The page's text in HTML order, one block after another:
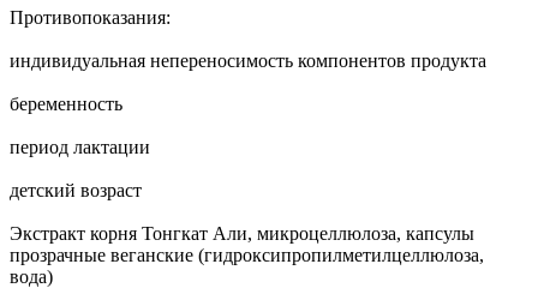
Противопоказания:
индивидуальная непереносимость компонентов продукта
беременность
период лактации
детский возраст
Экстракт корня Тонгкат Али, микроцеллюлоза, капсулы
прозрачные веганские (гидроксипропилметилцеллюлоза,
вода)